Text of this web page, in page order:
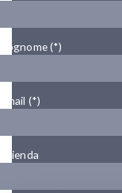
Cognome (*)
Email (*)
Azienda